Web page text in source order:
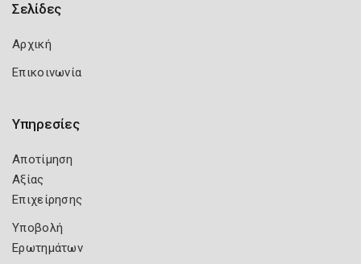
Σελίδες
Αρχική
Επικοινωνία
Υπηρεσίες
Αποτίμηση
Αξίας
Επιχείρησης
Υποβολή
Ερωτημάτων